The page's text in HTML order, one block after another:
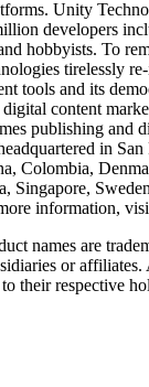
Unity
developers
hobbyists. To
tirelessly
tools and its
digital content
publishing and
in San
Colombia,
Singapore,
information,
names are
or
their respective